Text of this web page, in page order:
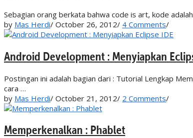
Sebagian orang berkata bahwa code is art, kode
by Mas Herdi/ October 26, 2012/ 4 Comments/
Android Development : Menyiapkan
Postingan ini adalah bagian dari : Tutorial Lengkap
cara …
by Mas Herdi/ October 21, 2012/ 2 Comments/
Memperkenalkan : Phablet